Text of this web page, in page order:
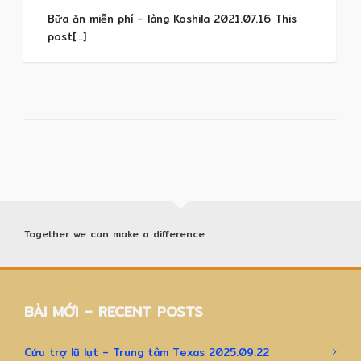
Bữa ăn miễn phí – làng Koshila 2021.07.16 This
post[...]
Together we can make a difference
BÀI MỚI – RECENT POSTS
Cứu trợ lũ lụt – Trung tâm Texas 2025.09.22